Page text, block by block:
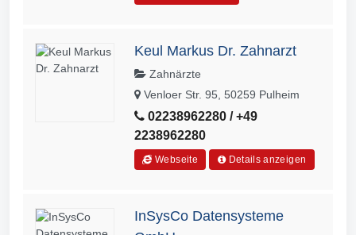
Keul Markus Dr. Zahnarzt
Zahnärzte
Venloer Str. 95, 50259 Pulheim
02238962280 / +49
2238962280
Webseite Details anzeigen
InSysCo Datensysteme